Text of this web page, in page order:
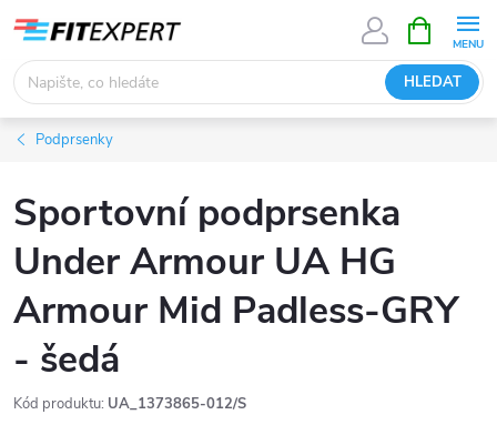
obsah
HLEDAT
NÁKUPNÍ
KOŠÍK
Podprsenky
Sportovní podprsenka
Under Armour UA HG
Armour Mid Padless-GRY
- šedá
Kód produktu: UA_1373865-012/S